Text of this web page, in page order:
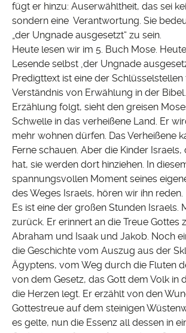
fügt er hinzu: Auserwähltheit, das sei
sondern eine Verantwortung. Sie
„der Ungnade ausgesetzt“ zu sein.
Heute lesen wir im 5. Buch Mose.
Lesende selbst ‚der Ungnade
Predigttext ist eine der
Verständnis von Erwählung in der
Erzählung folgt, sieht den greisen
Schwelle in das verheißene Land. Er
mehr wohnen dürfen. Das Verheißene
Ferne schauen. Aber die Kinder
hat, sie werden dort hinziehen. In
spannungsvollen Moment seines
des Weges Israels, hören wir ihn reden.
Es ist eine der großen Stunden Israels.
zurück. Er erinnert an die Treue Gottes
Abraham und Isaak und Jakob. Noch
die Geschichte vom Auszug aus der
Ägyptens, vom Weg durch die Fluten
von dem Gesetz, das Gott dem Volk in
die Herzen legt. Er erzählt von den
Gottestreue auf dem steinigen
es gelte, nun die Essenz all dessen in